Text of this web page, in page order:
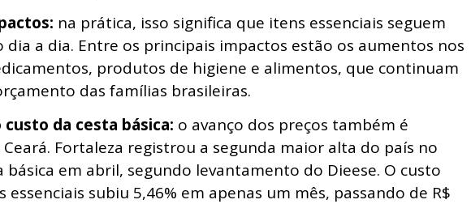
na prática, isso significa que itens essenciais seguem
dia a dia. Entre os principais impactos estão os aumentos nos
produtos de higiene e alimentos, que continuam
das famílias brasileiras.
custo da cesta básica: o avanço dos preços também é
Fortaleza registrou a segunda maior alta do país no
básica em abril, segundo levantamento do Dieese. O custo
essenciais subiu 5,46% em apenas um mês, passando de R$